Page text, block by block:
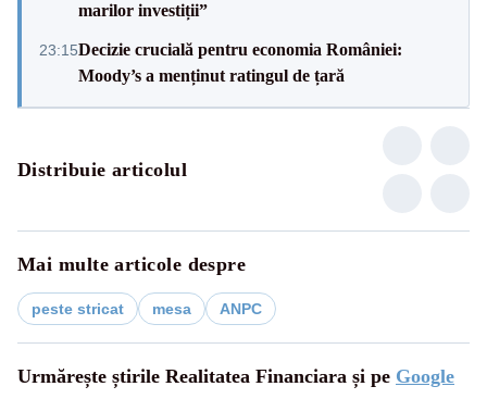
marilor investiții”
23:15Decizie crucială pentru economia României:
Moody’s a menținut ratingul de țară
Distribuie articolul
Mai multe articole despre
peste stricat mesa ANPC
Urmărește știrile Realitatea Financiara și pe Google